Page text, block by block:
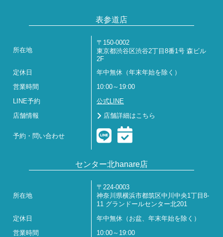
表参道店
所在地
〒150-0002
東京都渋谷区渋谷2丁目8番1号 森ビル
2F
定休日
年中無休（年末年始を除く）
営業時間 10:00～19:00
LINE予約 公式LINE
店舗情報 店舗詳細はこちら
予約・問い合わせ
センター北hanare店
所在地
〒224-0003
神奈川県横浜市都筑区中川中央1丁目8-
11 グランドールセンター北201
定休日 年中無休（お盆、年末年始を除く）
営業時間 10:00～19:00